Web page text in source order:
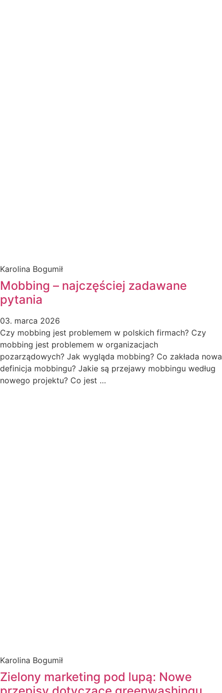
Karolina Bogumił
Mobbing – najczęściej zadawane
pytania
03. marca 2026
Czy mobbing jest problemem w polskich firmach? Czy
mobbing jest problemem w organizacjach
pozarządowych? Jak wygląda mobbing? Co zakłada nowa
definicja mobbingu? Jakie są przejawy mobbingu według
nowego projektu? Co jest …
Karolina Bogumił
Zielony marketing pod lupą: Nowe